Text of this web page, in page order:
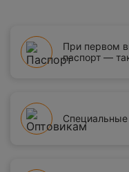
При первом
паспорт —